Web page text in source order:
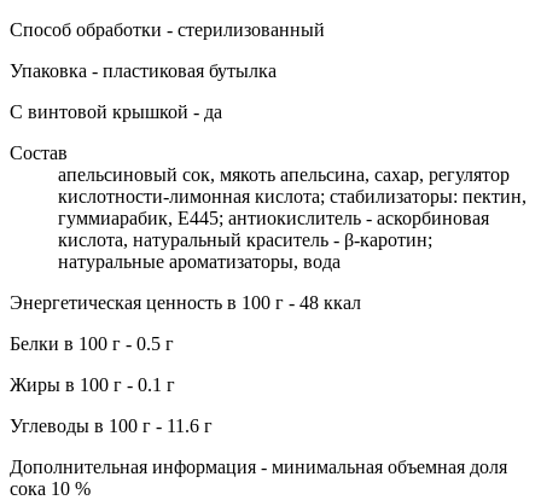
Способ обработки - стерилизованный
Упаковка - пластиковая бутылка
С винтовой крышкой - да
Состав
апельсиновый сок, мякоть апельсина, сахар, регулятор
кислотности-лимонная кислота; стабилизаторы: пектин,
гуммиарабик, Е445; антиокислитель - аскорбиновая
кислота, натуральный краситель - β-каротин;
натуральные ароматизаторы, вода
Энергетическая ценность в 100 г - 48 ккал
Белки в 100 г - 0.5 г
Жиры в 100 г - 0.1 г
Углеводы в 100 г - 11.6 г
Дополнительная информация - минимальная объемная доля
сока 10 %